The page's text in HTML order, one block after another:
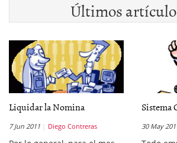
Últimos
Liquidar la Nomina
7 Jun 2011 Diego Contreras
Sistema
30 May